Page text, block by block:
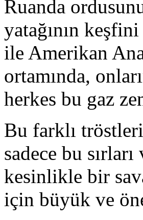
Ruanda
yatağının
ile Amerikan
ortamında,
herkes bu gaz
Bu farklı
sadece bu
kesinlikle bir
için büyük ve